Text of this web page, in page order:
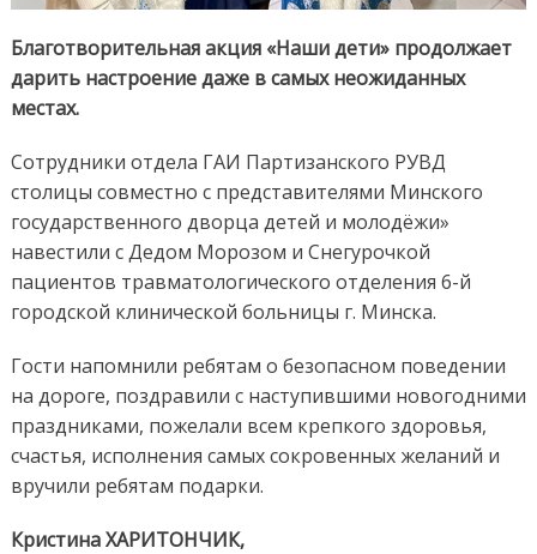
Благотворительная акция «Наши дети» продолжает
дарить настроение даже в самых неожиданных
местах.
Сотрудники отдела ГАИ Партизанского РУВД
столицы совместно с представителями Минского
государственного дворца детей и молодёжи»
навестили с Дедом Морозом и Снегурочкой
пациентов травматологического отделения 6-й
городской клинической больницы г. Минска.
Гости напомнили ребятам о безопасном поведении
на дороге, поздравили с наступившими новогодними
праздниками, пожелали всем крепкого здоровья,
счастья, исполнения самых сокровенных желаний и
вручили ребятам подарки.
Кристина ХАРИТОНЧИК,